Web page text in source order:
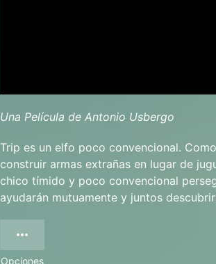
Una Película de Antonio Usbergo
Trip es un elfo poco convencional.
construir armas extrañas en lugar de
chico tímido y poco convencional
ayudarán mutuamente y juntos
Opciones